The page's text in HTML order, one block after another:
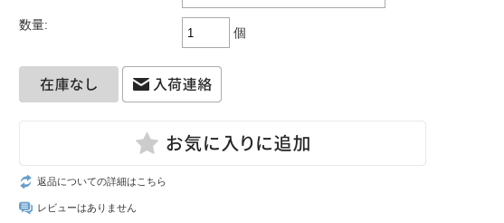
数量:
個
返品についての詳細はこちら
レビューはありません